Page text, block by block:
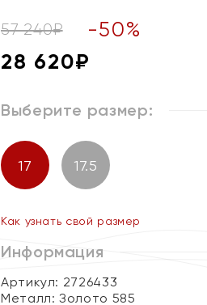
57 240₽ -50%
28 620₽
Выберите размер:
17 17.5
Как узнать свой размер
Информация
Артикул: 2726433
Металл:Золото 585